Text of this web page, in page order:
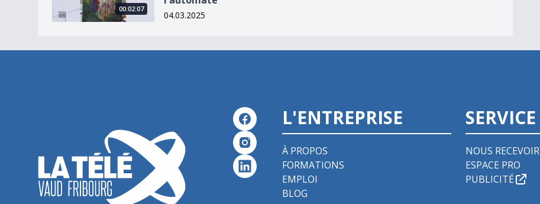
00:02:07
04.03.2025
L'ENTREPRISE
À PROPOS
FORMATIONS
EMPLOI
BLOG
SERVICE
NOUS RECEVOIR
ESPACE PRO
PUBLICITÉ